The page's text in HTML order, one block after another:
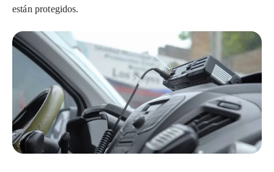
están protegidos.